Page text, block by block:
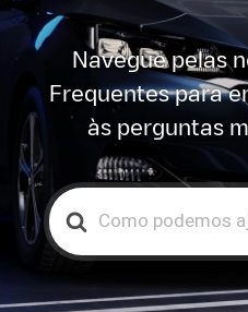
Navegue pelas
Frequentes para
às perguntas
Search
For